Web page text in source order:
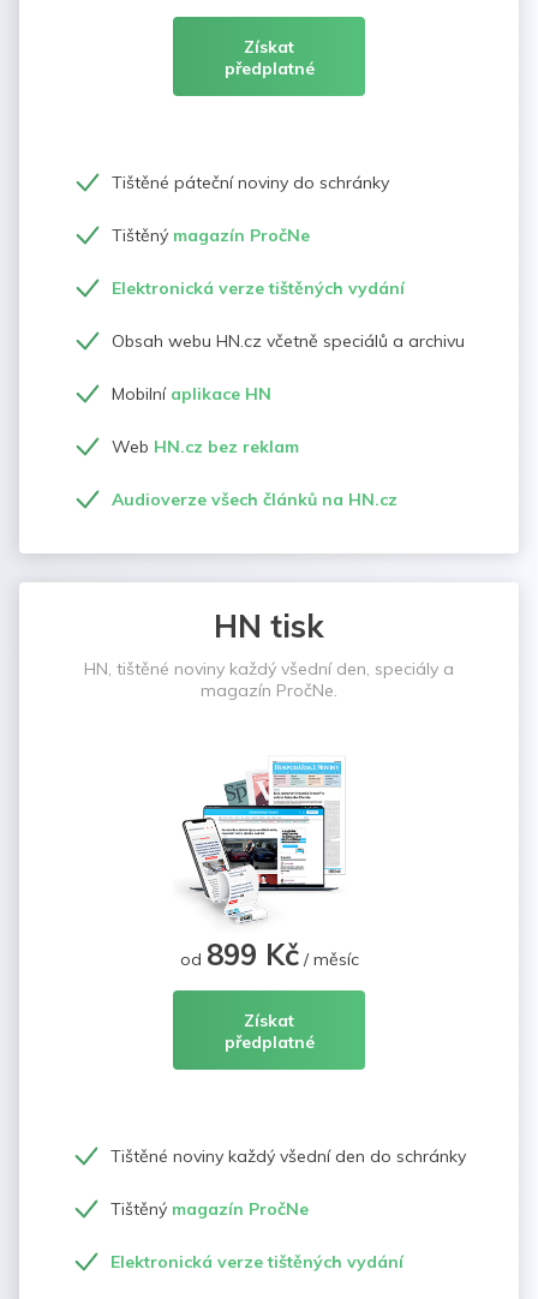
Získat
předplatné
Tištěné páteční noviny do schránky
Tištěný magazín PročNe
Elektronická verze tištěných vydání
Obsah webu HN.cz včetně speciálů a archivu
Mobilní aplikace HN
Web HN.cz bez reklam
Audioverze všech článků na HN.cz
HN tisk
HN, tištěné noviny každý všední den, speciály a
magazín PročNe.
od 899 Kč/ měsíc
Získat
předplatné
Tištěné noviny každý všední den do schránky
Tištěný magazín PročNe
Elektronická verze tištěných vydání